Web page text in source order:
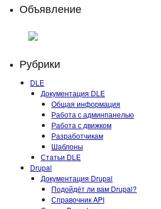
Объявление
Рубрики
DLE
Документация DLE
Общая информация
Работа с админпанелью
Работа с движком
Разработчикам
Шаблоны
Статьи DLE
Drupal
Документация Drupal
Подойдёт ли вам Drupal?
Справочник API